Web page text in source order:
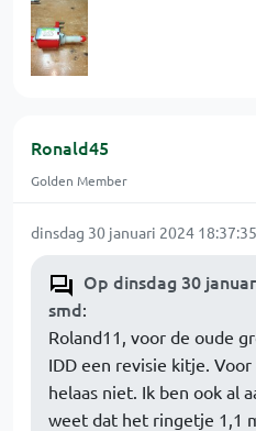
Ronald45
Golden Member
dinsdag 30 januari 2024 18:37:35
Op dinsdag 30
smd:
Roland11, voor de oude
IDD een revisie kitje.
helaas niet. Ik ben ook al
weet dat het ringetje 1,1